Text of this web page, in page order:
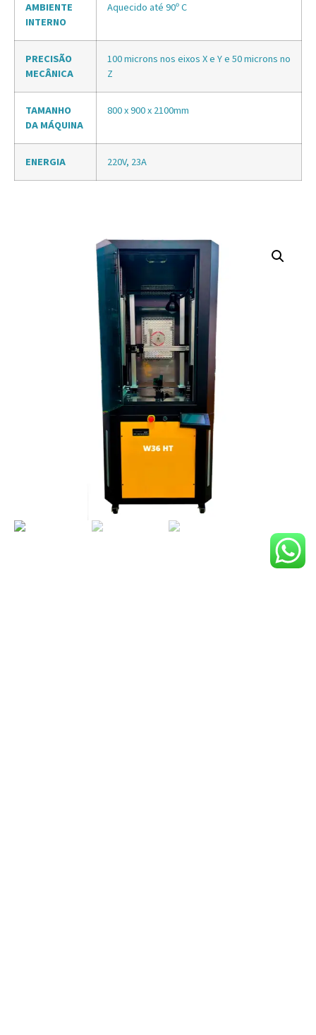
AMBIENTE
INTERNO
Aquecido até 90º C
PRECISÃO
MECÂNICA
100 microns nos eixos X e Y e 50 microns no
Z
TAMANHO
DA MÁQUINA
800 x 900 x 2100mm
ENERGIA 220V, 23A